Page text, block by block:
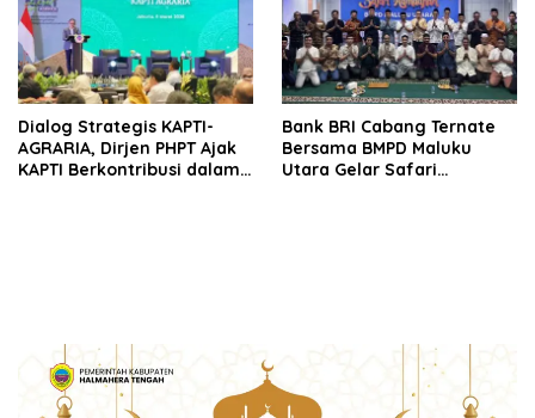
Dialog Strategis KAPTI-
AGRARIA, Dirjen PHPT Ajak
KAPTI Berkontribusi dalam
Bank BRI Cabang Ternate
Bersama BMPD Maluku
Utara Gelar Safari